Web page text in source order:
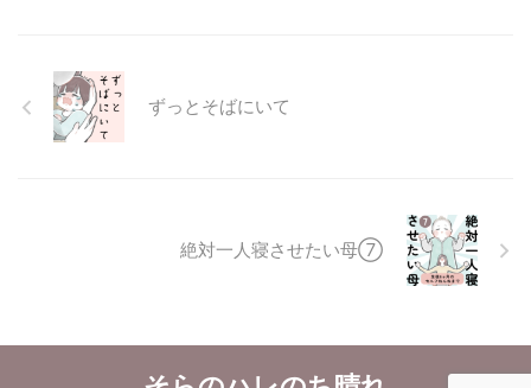
ずっとそばにいて
絶対一人寝させたい母⑦